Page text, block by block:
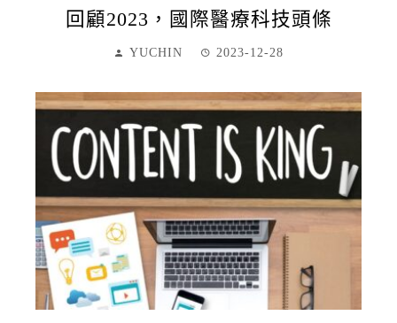
回顧2023，國際醫療科技頭條
YUCHIN 2023-12-28